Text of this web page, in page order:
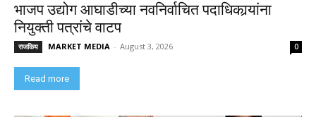
भाजप उद्योग आघाडीच्या नवनिर्वाचित पदाधिकार्‍यांना
नियुक्ती पत्रांचे वाटप
राजकिय MARKET MEDIA - August 3, 2026 0
Read more